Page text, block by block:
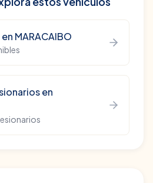
en MARACAIBO
en